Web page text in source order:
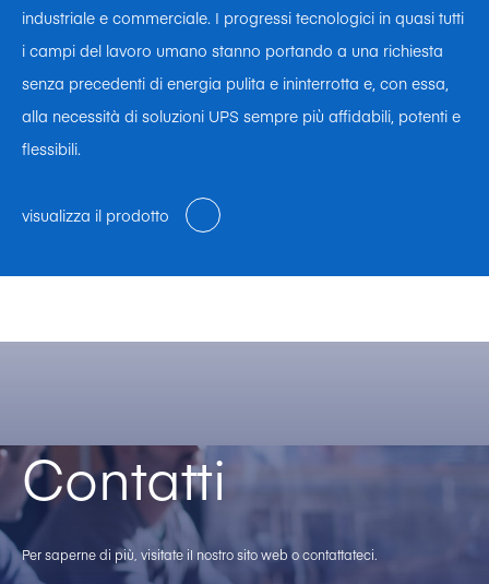
industriale e commerciale. I progressi tecnologici in quasi tutti
i campi del lavoro umano stanno portando a una richiesta
senza precedenti di energia pulita e ininterrotta e, con essa,
alla necessità di soluzioni UPS sempre più affidabili, potenti e
flessibili.
visualizza il prodotto
Contatti
Per saperne di più, visitate il nostro sito web o contattateci.